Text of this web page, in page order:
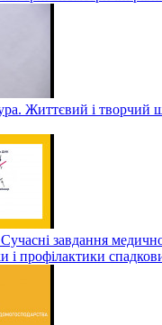
Життєвий і творчий
Сучасні завдання
і профілактики